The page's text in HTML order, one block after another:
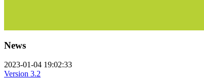
News
2023-01-04 19:02:33
Version 3.2